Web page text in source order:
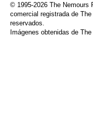
© 1995-2026 The Nemours
comercial registrada de
reservados.
Imágenes obtenidas de